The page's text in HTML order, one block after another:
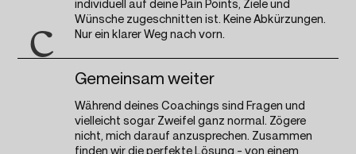
c
individuell auf deine Pain Points, Ziele und
Wünsche zugeschnitten ist. Keine Abkürzungen.
Nur ein klarer Weg nach vorn.
Gemeinsam weiter
Während deines Coachings sind Fragen und
vielleicht sogar Zweifel ganz normal. Zögere
nicht, mich darauf anzusprechen. Zusammen
finden wir die perfekte Lösung – von einem